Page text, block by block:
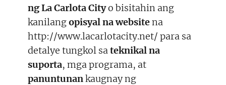
ng La Carlota Cityo bisitahin ang
kanilangopisyal na websitena
http://www.lacarlotacity.net/ para sa
detalye tungkol sa teknikal na
suporta, mga programa, at
panuntunankaugnay ng